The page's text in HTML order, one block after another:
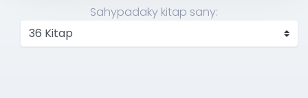
Sahypadaky kitap sany: